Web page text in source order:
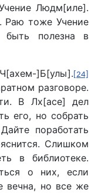
Людм[иле].
Раю тоже Учение
полезна в
]Б[улы]. [24]
разговоре.
В Лх[асе] дел
его, но собрать
поработать
Слишком
в библиотеке.
о них, если
вечна, но все же